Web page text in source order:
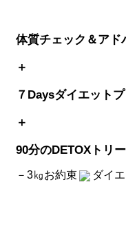
体質チェック＆アド
＋
７Daysダイエット
＋
90分のDETOXトリ
－3㎏お約束 ダイ